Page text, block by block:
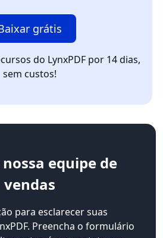
grátis
do LynxPDF por 14 dias,
sem custos!
equipe de
vendas
para esclarecer suas
Preencha o formulário